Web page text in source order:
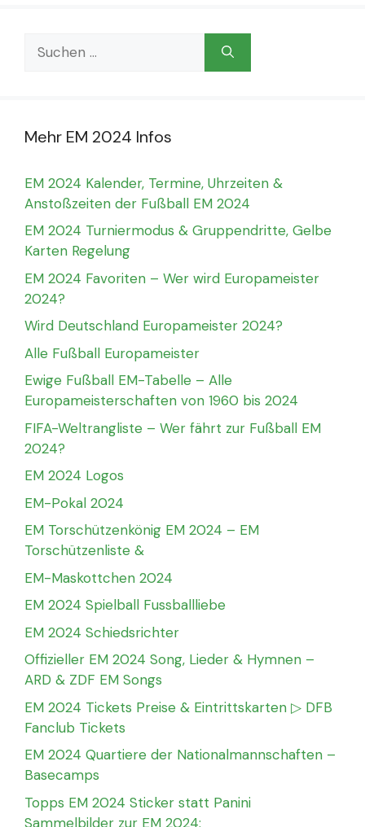
Suchen
nach:
Mehr EM 2024 Infos
EM 2024 Kalender, Termine, Uhrzeiten &
Anstoßzeiten der Fußball EM 2024
EM 2024 Turniermodus & Gruppendritte, Gelbe
Karten Regelung
EM 2024 Favoriten – Wer wird Europameister
2024?
Wird Deutschland Europameister 2024?
Alle Fußball Europameister
Ewige Fußball EM-Tabelle – Alle
Europameisterschaften von 1960 bis 2024
FIFA-Weltrangliste – Wer fährt zur Fußball EM
2024?
EM 2024 Logos
EM-Pokal 2024
EM Torschützenkönig EM 2024 – EM
Torschützenliste &
EM-Maskottchen 2024
EM 2024 Spielball Fussballliebe
EM 2024 Schiedsrichter
Offizieller EM 2024 Song, Lieder & Hymnen –
ARD & ZDF EM Songs
EM 2024 Tickets Preise & Eintrittskarten ▷ DFB
Fanclub Tickets
EM 2024 Quartiere der Nationalmannschaften –
Basecamps
Topps EM 2024 Sticker statt Panini
Sammelbilder zur EM 2024: